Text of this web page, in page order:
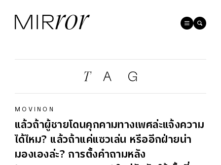
MOVINON
แล้วถ้าผู้ชายโดนคุกคามทางเพศล่ะแจ้งความ
ได้ไหม? แล้วถ้าแค่แซวเล่น หรืออีกฝ่ายน่า
มองเองล่ะ? การตั้งคำถามหลัง